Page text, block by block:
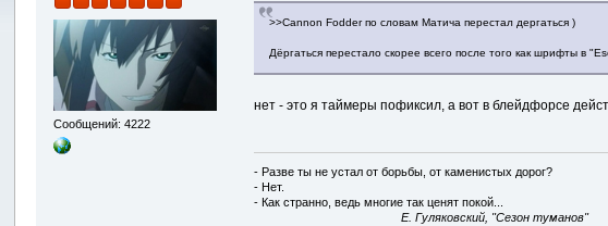
Сообщений: 4222
>>Cannon Fodder по словам Матича перестал дергаться )
Дёргаться перестало скорее всего после того как шрифты в
нет - это я таймеры пофиксил, а вот в блейдфорсе
- Разве ты не устал от борьбы, от каменистых дорог?
- Нет.
- Как странно, ведь многие так ценят покой...
E. Гуляковский, "Сезон туманов"